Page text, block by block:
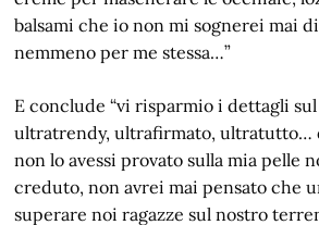
balsami che io non mi sognerei mai
nemmeno per me stessa…”
E conclude “vi risparmio i dettagli
ultratrendy, ultrafirmato, ultratutto…
non lo avessi provato sulla mia pelle
creduto, non avrei mai pensato che
superare noi ragazze sul nostro